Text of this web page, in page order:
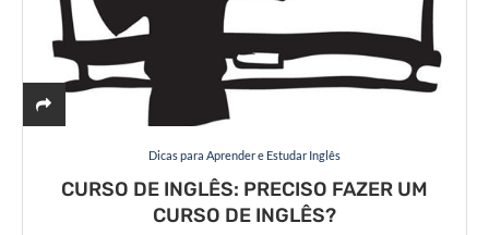
Dicas para Aprender e Estudar Inglês
CURSO DE INGLÊS: PRECISO FAZER UM
CURSO DE INGLÊS?